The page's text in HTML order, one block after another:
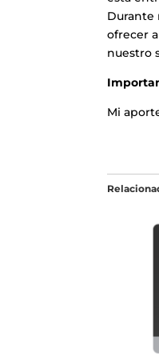
Durante
ofrecer
nuestro
Mi